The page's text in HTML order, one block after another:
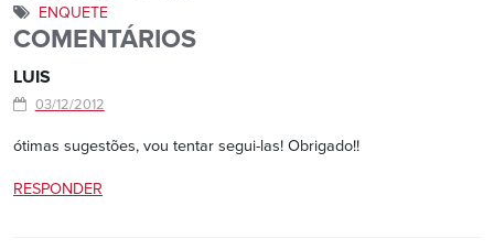
ENQUETE
COMENTÁRIOS
LUIS
03/12/2012
ótimas sugestões, vou tentar segui-las! Obrigado!!
RESPONDER